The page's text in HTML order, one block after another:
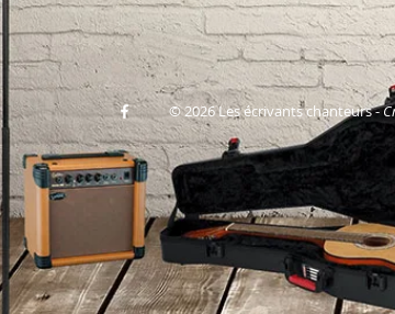
© 2026 Les écrivants chanteurs -